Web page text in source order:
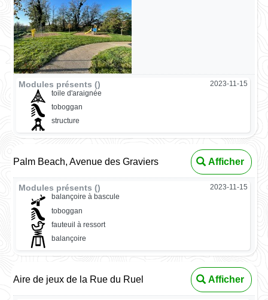
Modules présents () 2023-11-15
toile d'araignée
toboggan
structure
Palm Beach, Avenue des Graviers Afficher
Modules présents () 2023-11-15
balançoire à bascule
toboggan
fauteuil à ressort
balançoire
Aire de jeux de la Rue du Ruel Afficher